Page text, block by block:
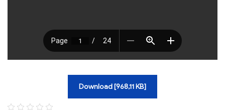
Download [968,11 KB]